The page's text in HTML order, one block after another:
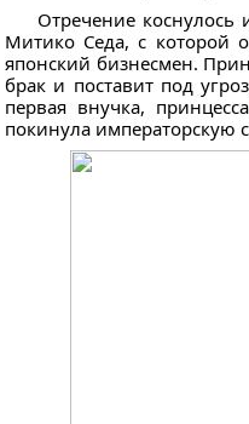
Отречение
Митико Седа, с которой
японский бизнесмен.
брак и поставит под
первая внучка,
покинула императорскую